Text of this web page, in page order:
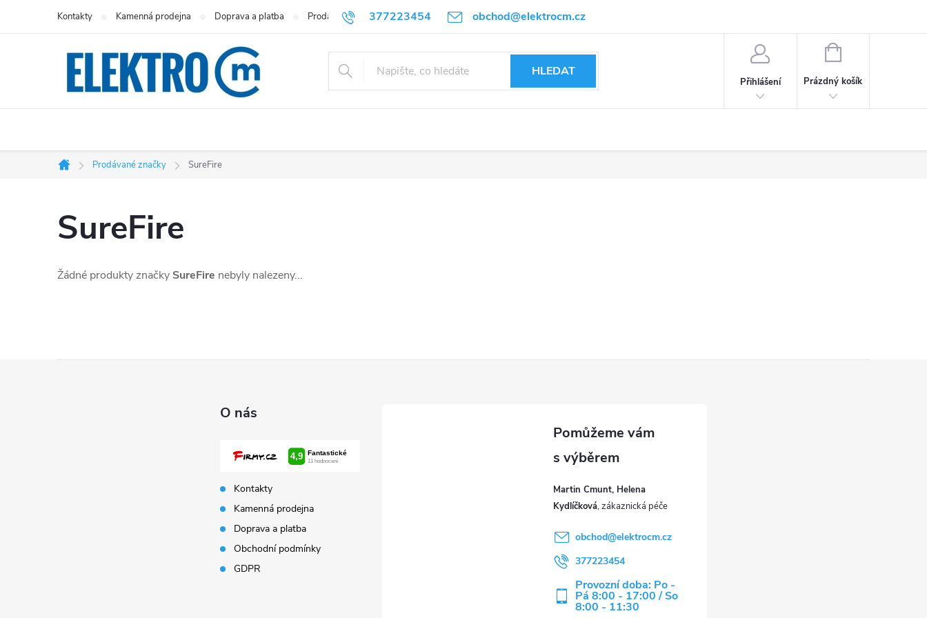
377223454 obchod@elektrocm.cz
Kontakty Kamenná prodejna Doprava a platba Prodávané značky
HLEDAT
Přihlášení
NÁKUPNÍ
Prázdný košík
Domů
Prodávané značky SureFire
SureFire
Žádné produkty značky SureFire nebyly nalezeny...
O nás
Kontakty
Kamenná prodejna
Doprava a platba
Obchodní podmínky
GDPR
Martin Cmunt, Helena
Kydlíčková
obchod@elektrocm.cz
377223454
Provozní doba: Po -
Pá 8:00 - 17:00 / So
8:00 - 11:30